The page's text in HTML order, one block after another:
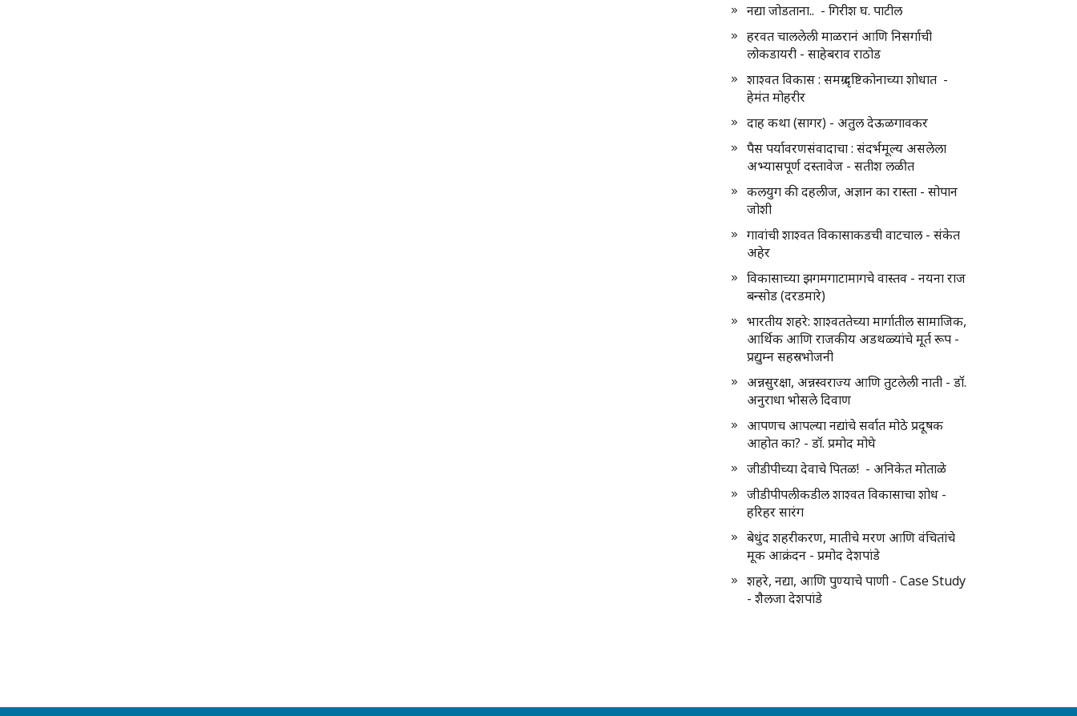
नद्या जोडताना.. - गिरीश घ. पाटील
हरवत चाललेली माळरानं आणि निसर्गाची
लोकडायरी - साहेबराव राठोड
शाश्वत विकास : समग्र दृष्टिकोनाच्या शोधात -
हेमंत मोहरीर
दाह कथा (सागर) - अतुल देऊळगावकर
पैस पर्यावरणसंवादाचा : संदर्भमूल्य असलेला
अभ्यासपूर्ण दस्तावेज - सतीश लळीत
कलयुग की दहलीज, अज्ञान का रास्ता - सोपान
जोशी
गावांची शाश्वत विकासाकडची वाटचाल - संकेत
अहेर
विकासाच्या झगमगाटामागचे वास्तव - नयना राज
बन्सोड (दरडमारे)
भारतीय शहरे: शाश्वततेच्या मार्गातील सामाजिक,
आर्थिक आणि राजकीय अडथळ्यांचे मूर्त रूप -
प्रद्युम्न सहस्रभोजनी
अन्नसुरक्षा, अन्नस्वराज्य आणि तुटलेली नाती - डॉ.
अनुराधा भोसले दिवाण
आपणच आपल्या नद्यांचे सर्वात मोठे प्रदूषक
आहोत का? - डॉ. प्रमोद मोघे
जीडीपीच्या देवाचे पितळ! - अनिकेत मोताळे
जीडीपीपलीकडील शाश्वत विकासाचा शोध -
हरिहर सारंग
बेधुंद शहरीकरण, मातीचे मरण आणि वंचितांचे
मूक आक्रंदन - प्रमोद देशपांडे
शहरे, नद्या, आणि पुण्याचे पाणी - Case Study
- शैलजा देशपांडे